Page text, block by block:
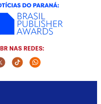
NAS REDES:
Media
Social Media
Social Media
Twitter Social Media
Tiktok Social Media
Whatsapp